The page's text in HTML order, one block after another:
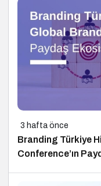
3 hafta önce
Branding Türkiye
Conference’ın